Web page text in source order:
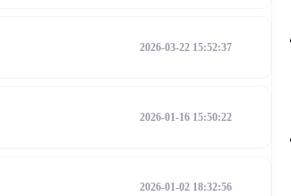
2026-03-22 15:52:37
2026-01-16 15:50:22
2026-01-02 18:32:56